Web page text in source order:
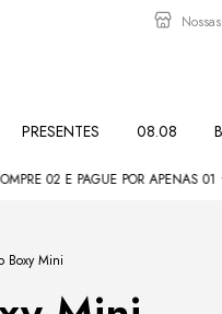
PRESENTES 08.08
PAGUE POR APENAS 01 •
Boxy Mini